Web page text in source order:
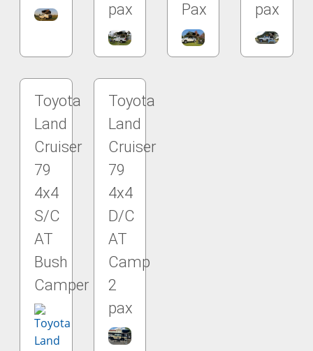
pax
Pax
pax
Toyota
Land
Cruiser
79
4x4
S/C
AT
Bush
Camper
Toyota
Land
Cruiser
79
4x4
D/C
AT
Camp
2
pax